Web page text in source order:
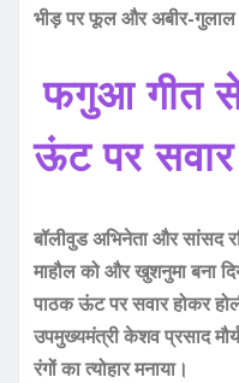
भीड़ पर फूल और अबीर-गुलाल
फगुआ गीत से
ऊंट पर
बॉलीवुड अभिनेता और सांसद
माहौल को और खुशनुमा बना
पाठक ऊंट पर सवार होकर
उपमुख्यमंत्री केशव प्रसाद
रंगों का त्योहार मनाया।